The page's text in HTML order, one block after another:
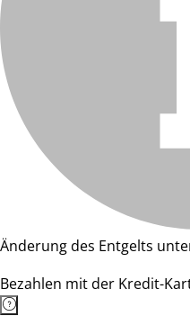
Änderung des Entgelts
Bezahlen mit der Kredit-